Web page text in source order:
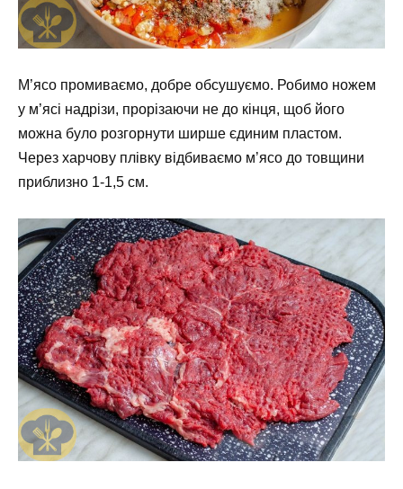
М’ясо промиваємо, добре обсушуємо. Робимо ножем
у м’ясі надрізи, прорізаючи не до кінця, щоб його
можна було розгорнути ширше єдиним пластом.
Через харчову плівку відбиваємо м’ясо до товщини
приблизно 1-1,5 см.